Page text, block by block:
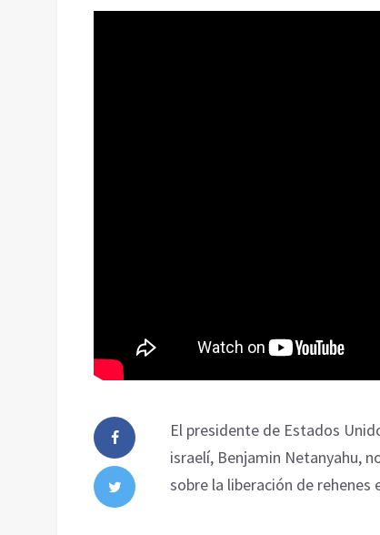
El presidente de Estados
israelí, Benjamin Netanyahu,
sobre la liberación de